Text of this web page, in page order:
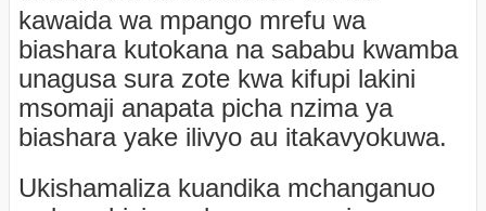
kawaida wa mpango mrefu wa
biashara kutokana na sababu kwamba
unagusa sura zote kwa kifupi lakini
msomaji anapata picha nzima ya
biashara yake ilivyo au itakavyokuwa.
Ukishamaliza kuandika mchanganuo